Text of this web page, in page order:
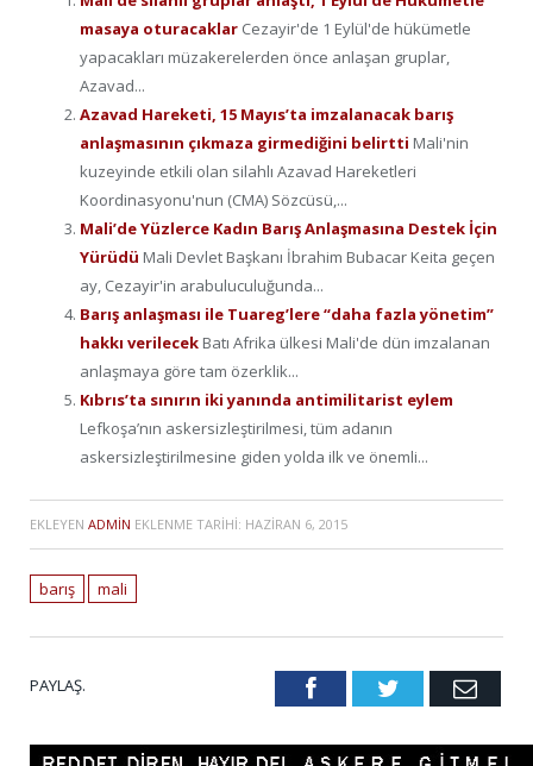
masaya oturacaklar Cezayir'de 1 Eylül'de hükümetle
yapacakları müzakerelerden önce anlaşan gruplar,
Azavad...
Azavad Hareketi, 15 Mayıs’ta imzalanacak barış
anlaşmasının çıkmaza girmediğini belirtti Mali'nin
kuzeyinde etkili olan silahlı Azavad Hareketleri
Koordinasyonu'nun (CMA) Sözcüsü,...
Mali’de Yüzlerce Kadın Barış Anlaşmasına Destek İçin
Yürüdü Mali Devlet Başkanı İbrahim Bubacar Keita geçen
ay, Cezayir'in arabuluculuğunda...
Barış anlaşması ile Tuareg’lere “daha fazla yönetim”
hakkı verilecek Batı Afrika ülkesi Mali'de dün imzalanan
anlaşmaya göre tam özerklik...
Kıbrıs’ta sınırın iki yanında antimilitarist eylem
Lefkoşa’nın askersizleştirilmesi, tüm adanın
askersizleştirilmesine giden yolda ilk ve önemli...
EKLEYEN ADMIN EKLENME TARIHI: HAZIRAN 6, 2015
barış mali
PAYLAŞ. FacebookTwitter Email